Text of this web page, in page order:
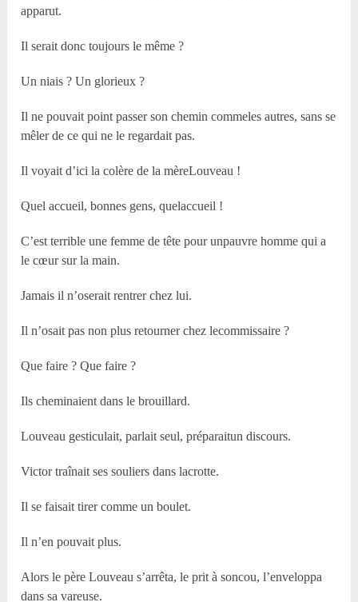
apparut.
Il serait donc toujours le même ?
Un niais ? Un glorieux ?
Il ne pouvait point passer son chemin commeles autres, sans se
mêler de ce qui ne le regardait pas.
Il voyait d’ici la colère de la mèreLouveau !
Quel accueil, bonnes gens, quelaccueil !
C’est terrible une femme de tête pour unpauvre homme qui a
le cœur sur la main.
Jamais il n’oserait rentrer chez lui.
Il n’osait pas non plus retourner chez lecommissaire ?
Que faire ? Que faire ?
Ils cheminaient dans le brouillard.
Louveau gesticulait, parlait seul, préparaitun discours.
Victor traînait ses souliers dans lacrotte.
Il se faisait tirer comme un boulet.
Il n’en pouvait plus.
Alors le père Louveau s’arrêta, le prit à soncou, l’enveloppa
dans sa vareuse.